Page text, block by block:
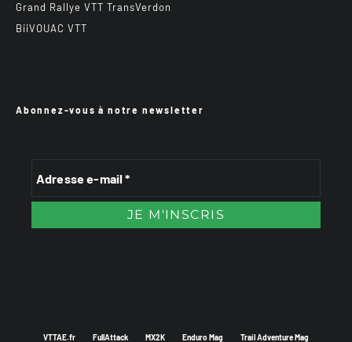
Grand Rallye VTT TransVerdon
BiiVOUAC VTT
Abonnez-vous à notre newsletter
VTTAE.fr FullAttack MX2K Enduro Mag Trail Adventure Mag